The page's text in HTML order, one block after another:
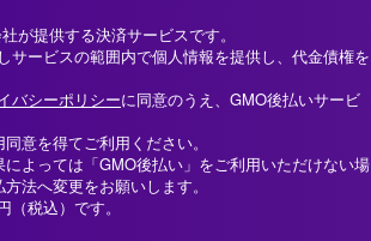
が提供する決済サービスです。
サービスの範囲内で個人情報を提供し、代金債権を
バシーポリシーに同意のうえ、GMO後払いサービ
意を得てご利用ください。
よっては「GMO後払い」をご利用いただけない場
法へ変更をお願いします。
税込）です。